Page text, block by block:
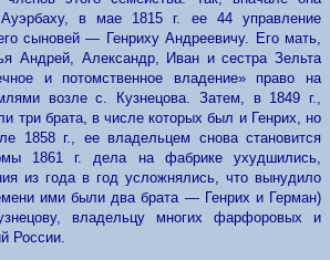
в мае 1815 г. ее 44 управление
сыновей — Генриху Андреевичу. Его мать,
Андрей, Александр, Иван и сестра Зельта
и потомственное владение» право на
возле с. Кузнецова. Затем, в 1849 г.,
три брата, в числе которых был и Генрих, но
1858 г., ее владельцем снова становится
1861 г. дела на фабрике ухудшились,
из года в год усложнялись, что вынудило
ими были два брата — Генрих и Герман)
владельцу многих фарфоровых и
России.